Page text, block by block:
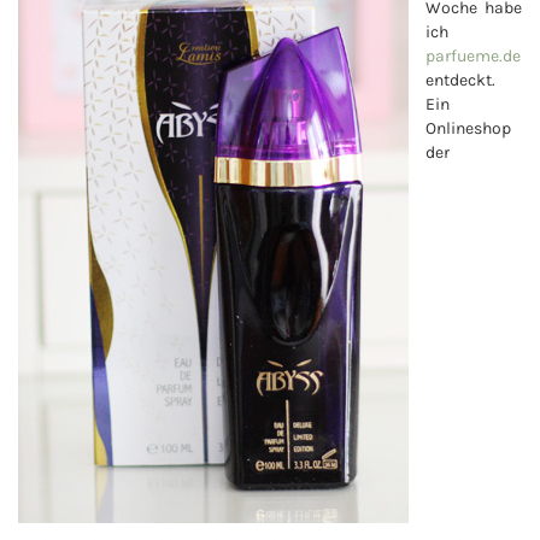
Woche habe
ich
parfueme.de
entdeckt.
Ein
Onlineshop
der